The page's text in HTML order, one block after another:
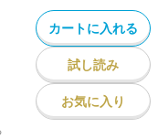
カートに入れる
試し読み
お気に入り